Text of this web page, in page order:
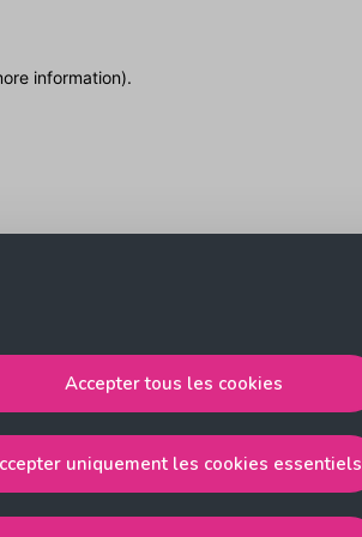
Accepter tous les cookies
uniquement les cookies essentiels
information).